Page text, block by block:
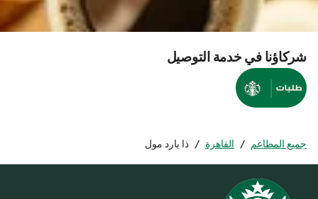
شركاؤنا في خدمة التوصيل
جميع المطاعم / القاهرة / ذا يارد مول